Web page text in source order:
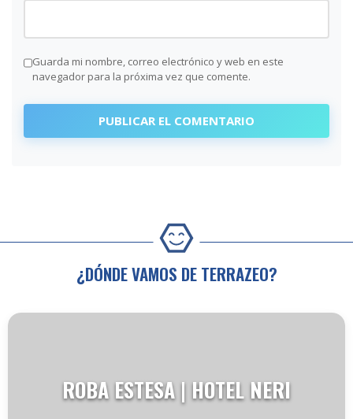
Guarda mi nombre, correo electrónico y web en este
navegador para la próxima vez que comente.
¿DÓNDE VAMOS DE TERRAZEO?
ROBA ESTESA | HOTEL NERI